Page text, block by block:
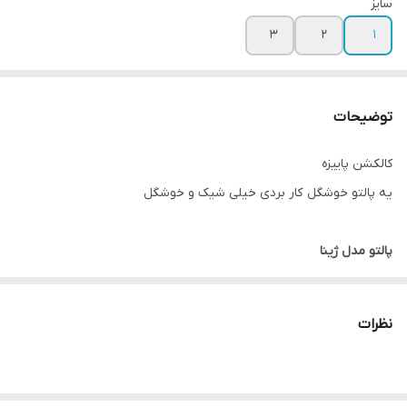
سایز
۱
۲ ۳
توضیحات
کالکشن پاییزه
یه پالتو خوشگل کار بردی خیلی شیک و خوشگل
پالتو مدل ژینا
داخل کار کاملا آسترکشی شده
نظرات